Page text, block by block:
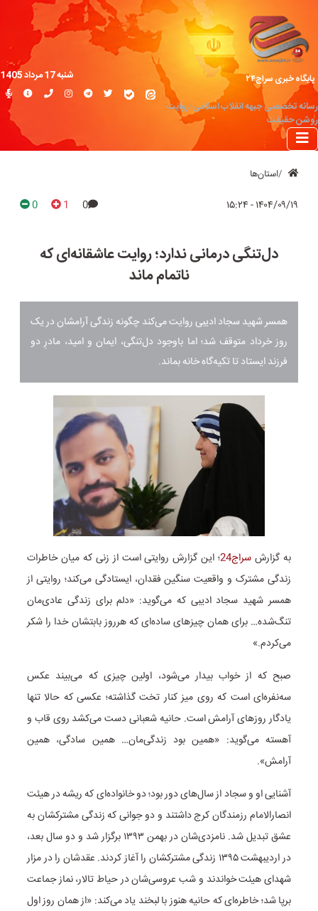
پایگاه خبری سراج۲۴
رسانه تخصصی جبهه انقلاب اسلامی؛ روایت
روشن حقیقت
شنبه 17 مرداد 1405
استان‌ها
۱۴۰۴/۰۹/۱۹ - ۱۵:۲۴ 0
1
0
دل‌تنگی درمانی ندارد؛ روایت عاشقانه‌ای که
ناتمام ماند
همسر شهید سجاد ادیبی روایت می‌کند چگونه زندگی آرامشان در یک
روز خرداد متوقف شد؛ اما باوجود دل‌تنگی، ایمان و امید، مادرِ دو
فرزند ایستاد تا تکیه‌گاه خانه بماند.
به گزارش سراج24
؛ این گزارش روایتی است از زنی که میان خاطرات
زندگی مشترک و واقعیت سنگین فقدان، ایستادگی می‌کند؛ روایتی از
همسر شهید سجاد ادیبی که می‌گوید: «دلم برای زندگی عادی‌مان
تنگ‌شده… برای همان چیزهای ساده‌ای که هرروز بابتشان خدا را شکر
می‌کردم.»
صبح که از خواب بیدار می‌شود، اولین چیزی که می‌بیند عکس
سه‌نفره‌ای است که روی میز کنار تخت گذاشته؛ عکسی که حالا تنها
یادگار روزهای آرامش است. حانیه شعبانی دست می‌کشد روی قاب و
آهسته می‌گوید: «همین بود زندگی‌مان… همین سادگی، همین
آرامش».
آشنایی او و سجاد از سال‌های دور بود؛ دو خانواده‌ای که ریشه در هیئت
انصارالامام رزمندگان کرج داشتند و دو جوانی که زندگی مشترکشان به
عشق تبدیل شد. نامزدی‌شان در بهمن ۱۳۹۳ برگزار شد و دو سال بعد،
در اردیبهشت ۱۳۹۵ زندگی مشترکشان را آغاز کردند. عقدشان را در مزار
شهدای هیئت خواندند و شب عروسی‌شان در حیاط تالار، نماز جماعت
برپا شد؛ خاطره‌ای که حانیه هنوز با لبخند یاد می‌کند: «از همان روز اول